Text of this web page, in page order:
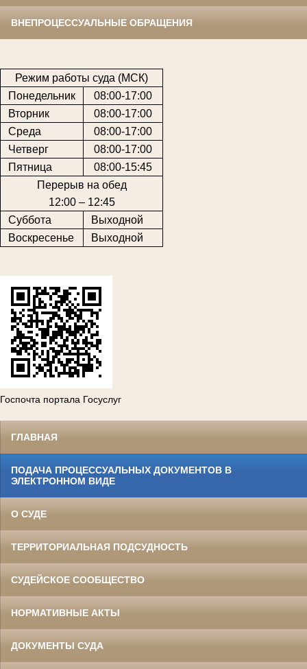
ВНЕПРОЦЕССУАЛЬНЫЕ ОБРАЩЕНИЯ
Режим работы суда (МСК)
Понедельник
08:00-17:00
Вторник
08:00-17:00
Среда
08:00-17:00
Четверг
08:00-17:00
Пятница
08:00-15:45
Перерыв на обед
12:00 – 12:45
Суббота
Выходной
Воскресенье
Выходной
Госпочта портала Госуслуг
ГЛАВНАЯ
ПОДАЧА ПРОЦЕССУАЛЬНЫХ ДОКУМЕНТОВ В
ЭЛЕКТРОННОМ ВИДЕ
О СУДЕ
ТЕРРИТОРИАЛЬНАЯ ПОДСУДНОСТЬ
СУДЕЙСКОЕ СООБЩЕСТВО
НОРМАТИВНЫЕ АКТЫ
ДОКУМЕНТЫ СУДА